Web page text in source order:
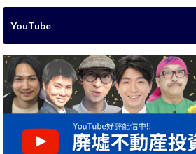
YouTube